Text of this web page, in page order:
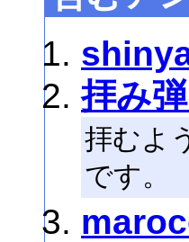
拝み
拝むよ
です。